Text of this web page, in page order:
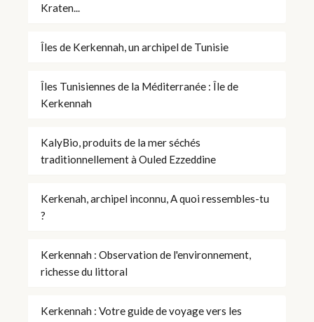
Kraten...
Îles de Kerkennah, un archipel de Tunisie
Îles Tunisiennes de la Méditerranée : Île de
Kerkennah
KalyBio, produits de la mer séchés
traditionnellement à Ouled Ezzeddine
Kerkenah, archipel inconnu, A quoi ressembles-tu
?
Kerkennah : Observation de l'environnement,
richesse du littoral
Kerkennah : Votre guide de voyage vers les